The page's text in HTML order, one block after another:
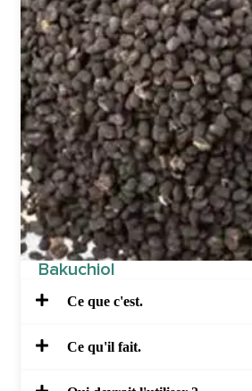
Bakuchiol
Ce que c'est.
Ce qu'il fait.